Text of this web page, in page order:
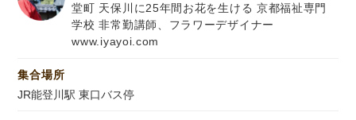
堂町 天保川に25年間お花を生ける 京都福祉専門
学校 非常勤講師、フラワーデザイナー
www.iyayoi.com
集合場所
JR能登川駅 東口バス停